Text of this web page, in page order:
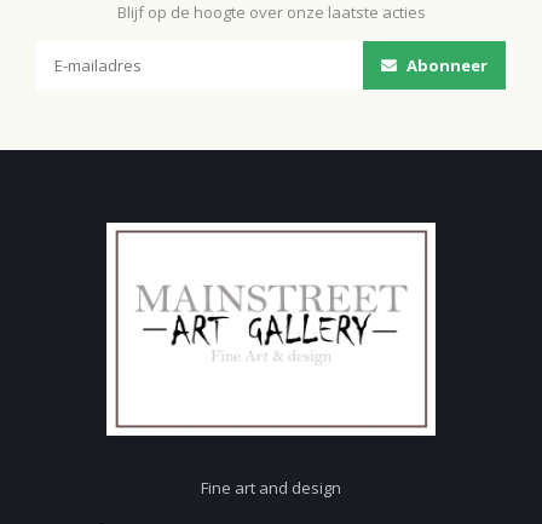
Blijf op de hoogte over onze laatste acties
Abonneer
Fine art and design